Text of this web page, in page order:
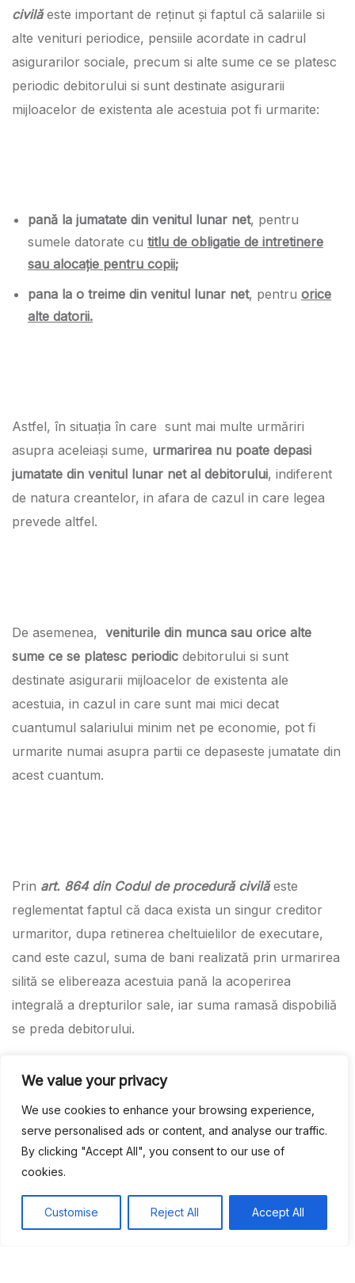
We value your privacy
We use cookies to enhance your browsing experience,
serve personalised ads or content, and analyse our traffic.
By clicking "Accept All", you consent to our use of
cookies.
Customise Reject All Accept All
civilăeste important de reținut și faptul că salariile si
alte venituri periodice, pensiile acordate in cadrul
asigurarilor sociale, precum si alte sume ce se platesc
periodic debitorului si sunt destinate asigurarii
mijloacelor de existenta ale acestuia pot fi urmarite:
pană la jumatate din venitul lunar net, pentru
sumele datorate cu titlu de obligatie de intretinere
sau alocație pentru copii;
pana la o treime din venitul lunar net, pentru orice
alte datorii.
Astfel, în situația în care sunt mai multe urmăriri
asupra aceleiași sume, urmarirea nu poate depasi
jumatate din venitul lunar net al debitorului, indiferent
de natura creantelor, in afara de cazul in care legea
prevede altfel.
De asemenea, veniturile din munca sau orice alte
sume ce se platesc periodic debitorului si sunt
destinate asigurarii mijloacelor de existenta ale
acestuia, in cazul in care sunt mai mici decat
cuantumul salariului minim net pe economie, pot fi
urmarite numai asupra partii ce depaseste jumatate din
acest cuantum.
Prin art. 864 din Codul de procedură civilăeste
reglementat faptul că daca exista un singur creditor
urmaritor, dupa retinerea cheltuielilor de executare,
cand este cazul, suma de bani realizată prin urmarirea
silită se elibereaza acestuia pană la acoperirea
integrală a drepturilor sale, iar suma ramasă dispobiliă
se preda debitorului.
În cadrul cabinetului de avocatură
SAUCĂ&PARTNERS, veți găsi un avocat bun care vă
poate oferi cele mai bune soluții juridice pe această
ramură.